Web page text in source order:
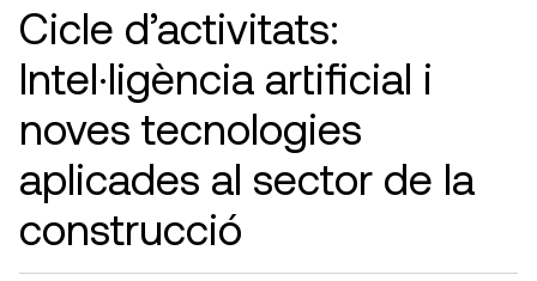
Cicle d’activitats:
Intel·ligència artificial i
noves tecnologies
aplicades al sector de la
construcció